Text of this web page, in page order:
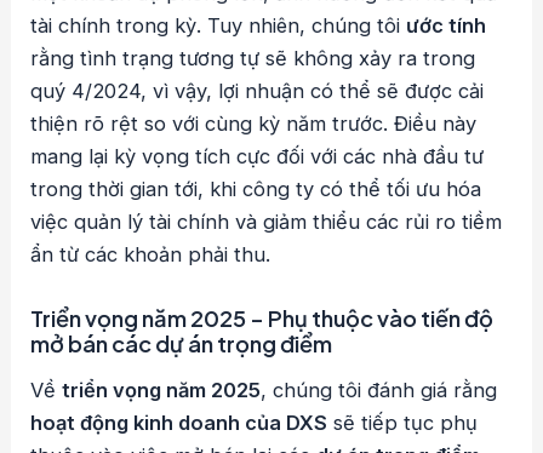
tài chính trong kỳ. Tuy nhiên, chúng tôi ước tính
rằng tình trạng tương tự sẽ không xảy ra trong
quý 4/2024, vì vậy, lợi nhuận có thể sẽ được cải
thiện rõ rệt so với cùng kỳ năm trước. Điều này
mang lại kỳ vọng tích cực đối với các nhà đầu tư
trong thời gian tới, khi công ty có thể tối ưu hóa
việc quản lý tài chính và giảm thiểu các rủi ro tiềm
ẩn từ các khoản phải thu.
Triển vọng năm 2025 – Phụ thuộc vào tiến độ
mở bán các dự án trọng điểm
Vềtriển vọng năm 2025, chúng tôi đánh giá rằng
hoạt động kinh doanh của DXS sẽ tiếp tục phụ